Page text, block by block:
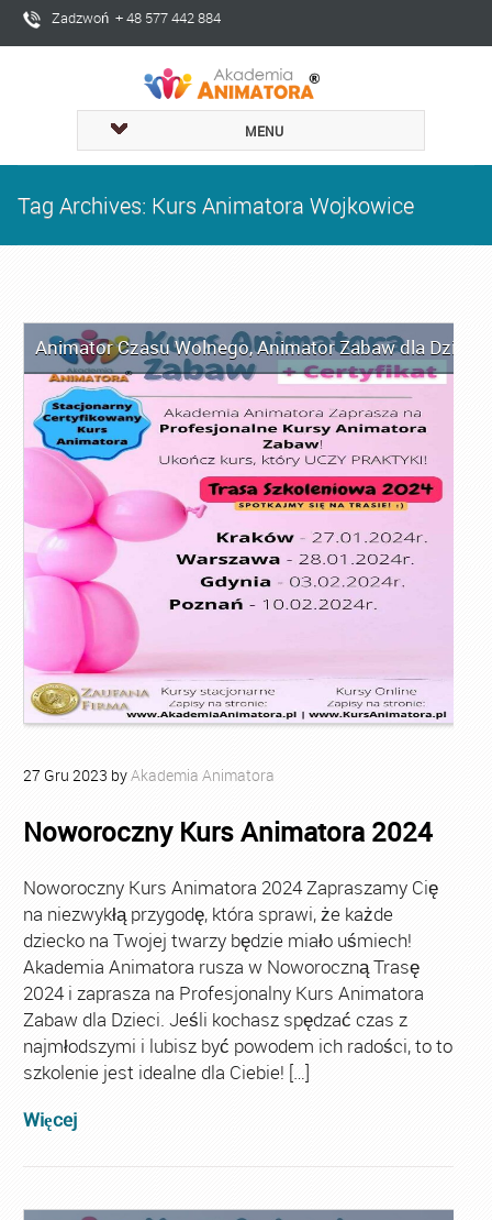
Zadzwoń + 48 577 442 884
MENU
Tag Archives: Kurs Animatora Wojkowice
Animator Czasu Wolnego,Animator Zabaw dla Dzieci
27 Gru 2023 byAkademia Animatora
Noworoczny Kurs Animatora 2024
Noworoczny Kurs Animatora 2024 Zapraszamy Cię
na niezwykłą przygodę, która sprawi, że każde
dziecko na Twojej twarzy będzie miało uśmiech!
Akademia Animatora rusza w Noworoczną Trasę
2024 i zaprasza na Profesjonalny Kurs Animatora
Zabaw dla Dzieci. Jeśli kochasz spędzać czas z
najmłodszymi i lubisz być powodem ich radości, to to
szkolenie jest idealne dla Ciebie! […]
Więcej